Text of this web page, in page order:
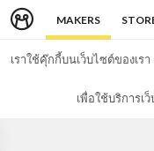
MAKERS
เราใช้คุ๊กกี้บนเว็บไซต์ของเ
เพื่อใช้บริการเ